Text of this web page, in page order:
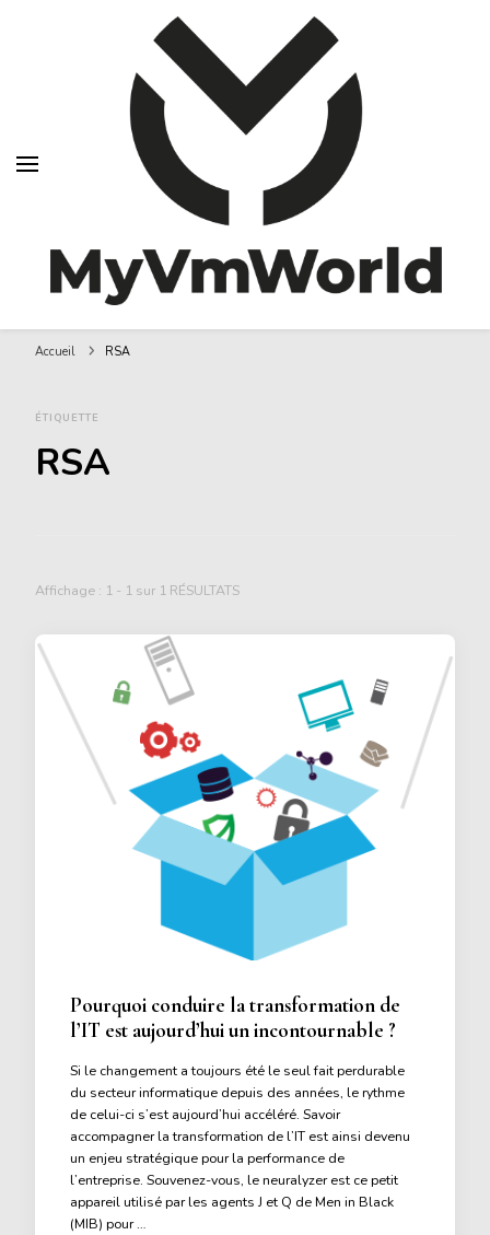
MyVMworld
Accueil RSA
ÉTIQUETTE
RSA
Affichage : 1 - 1 sur 1 RÉSULTATS
Pourquoi conduire la transformation de
l’IT est aujourd’hui un incontournable ?
Si le changement a toujours été le seul fait perdurable
du secteur informatique depuis des années, le rythme
de celui-ci s’est aujourd’hui accéléré. Savoir
accompagner la transformation de l’IT est ainsi devenu
un enjeu stratégique pour la performance de
l’entreprise. Souvenez-vous, le neuralyzer est ce petit
appareil utilisé par les agents J et Q de Men in Black
(MIB) pour …